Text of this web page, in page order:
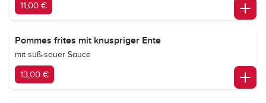
11,00 €
Pommes frites mit knuspriger Ente
mit süß-sauer Sauce
13,00 €